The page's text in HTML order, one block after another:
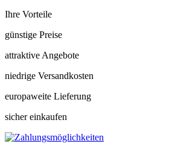
Ihre Vorteile
günstige Preise
attraktive Angebote
niedrige Versandkosten
europaweite Lieferung
sicher einkaufen